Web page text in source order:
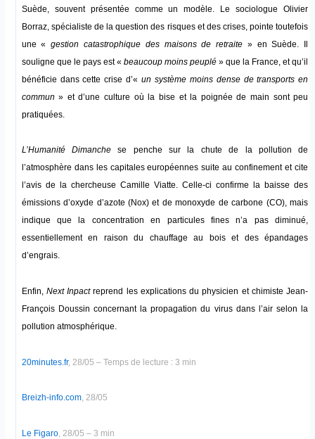
Suède, souvent présentée comme un modèle. Le sociologue Olivier
Borraz, spécialiste de la question des risques et des crises, pointe toutefois
une «gestion catastrophique des maisons de retraite » en Suède. Il
souligne que le pays est « beaucoup moins peuplé » que la France, et qu’il
bénéficie dans cette crise d’«un système moins dense de transports en
commun » et d’une culture où la bise et la poignée de main sont peu
pratiquées.
L’Humanité Dimanche se penche sur la chute de la pollution de
l’atmosphère dans les capitales européennes suite au confinement et cite
l’avis de la chercheuse Camille Viatte. Celle-ci confirme la baisse des
émissions d’oxyde d’azote (Nox) et de monoxyde de carbone (CO), mais
indique que la concentration en particules fines n’a pas diminué,
essentiellement en raison du chauffage au bois et des épandages
d’engrais.
Enfin, Next Inpactreprend les explications du physicien et chimiste Jean-
François Doussin concernant la propagation du virus dans l’air selon la
pollution atmosphérique.
20minutes.fr, 28/05 – Temps de lecture : 3 min
Breizh-info.com, 28/05
Le Figaro, 28/05 – 3 min